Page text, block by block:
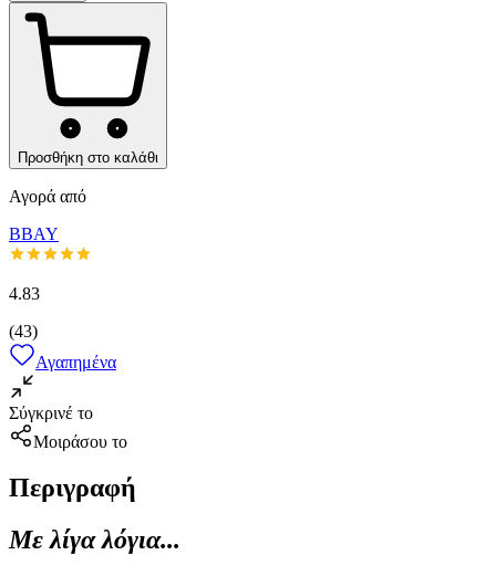
Προσθήκη στο καλάθι
Αγορά από
BBAY
4.83
(43)
Αγαπημένα
Σύγκρινέ το
Μοιράσου το
Περιγραφή
Με λίγα λόγια...